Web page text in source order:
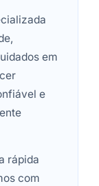
em
e
rápida
com